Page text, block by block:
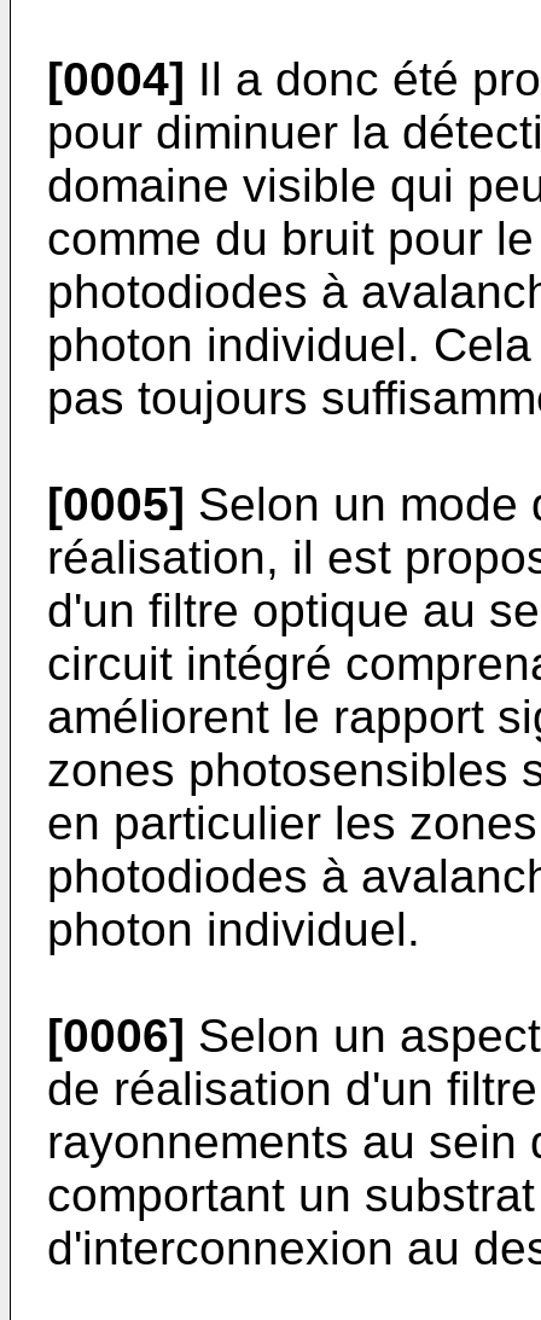
[0004] Il a donc été
pour diminuer la
domaine visible qui
comme du bruit pour
photodiodes à
photon individuel.
pas toujours
[0005] Selon un
réalisation, il est
d'un filtre optique au
circuit intégré
améliorent le rapport
zones photosensibles
en particulier les
photodiodes à
photon individuel.
[0006] Selon un
de réalisation d'un
rayonnements au sein
comportant un
d'interconnexion au